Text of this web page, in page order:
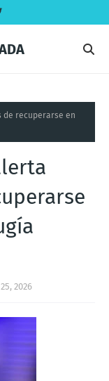
de recuperarse en
2026